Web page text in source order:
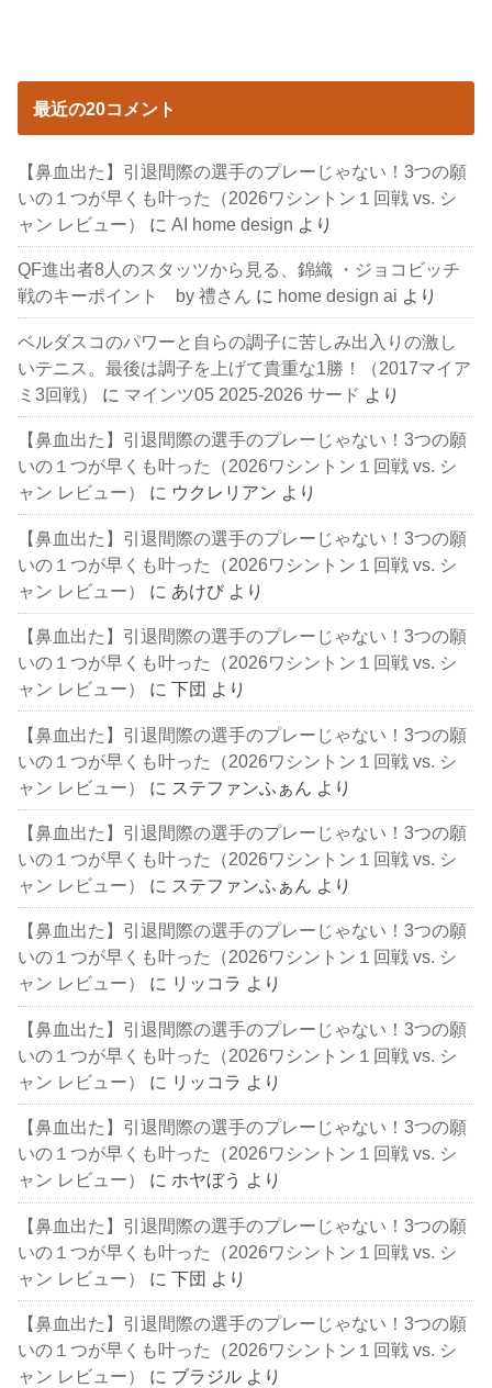
最近の20コメント
【鼻血出た】引退間際の選手のプレーじゃない！3つの願
いの１つが早くも叶った（2026ワシントン１回戦 vs. シ
ャン レビュー）
にAI home design より
QF進出者8人のスタッツから見る、錦織 ・ジョコビッチ
戦のキーポイント by 禮さん に home design ai より
ベルダスコのパワーと自らの調子に苦しみ出入りの激し
いテニス。最後は調子を上げて貴重な1勝！（2017マイア
ミ3回戦）
に マインツ05 2025-2026 サード より
【鼻血出た】引退間際の選手のプレーじゃない！3つの願
いの１つが早くも叶った（2026ワシントン１回戦 vs. シ
ャン レビュー）
に ウクレリアン より
【鼻血出た】引退間際の選手のプレーじゃない！3つの願
いの１つが早くも叶った（2026ワシントン１回戦 vs. シ
ャン レビュー）
に あけび より
【鼻血出た】引退間際の選手のプレーじゃない！3つの願
いの１つが早くも叶った（2026ワシントン１回戦 vs. シ
ャン レビュー）
に下団 より
【鼻血出た】引退間際の選手のプレーじゃない！3つの願
いの１つが早くも叶った（2026ワシントン１回戦 vs. シ
ャン レビュー）
に ステファンふぁん より
【鼻血出た】引退間際の選手のプレーじゃない！3つの願
いの１つが早くも叶った（2026ワシントン１回戦 vs. シ
ャン レビュー）
に ステファンふぁん より
【鼻血出た】引退間際の選手のプレーじゃない！3つの願
いの１つが早くも叶った（2026ワシントン１回戦 vs. シ
ャン レビュー）
に リッコラ より
【鼻血出た】引退間際の選手のプレーじゃない！3つの願
いの１つが早くも叶った（2026ワシントン１回戦 vs. シ
ャン レビュー）
に リッコラ より
【鼻血出た】引退間際の選手のプレーじゃない！3つの願
いの１つが早くも叶った（2026ワシントン１回戦 vs. シ
ャン レビュー）
に ホヤぼう より
【鼻血出た】引退間際の選手のプレーじゃない！3つの願
いの１つが早くも叶った（2026ワシントン１回戦 vs. シ
ャン レビュー）
に下団 より
【鼻血出た】引退間際の選手のプレーじゃない！3つの願
いの１つが早くも叶った（2026ワシントン１回戦 vs. シ
ャン レビュー）
に ブラジル より